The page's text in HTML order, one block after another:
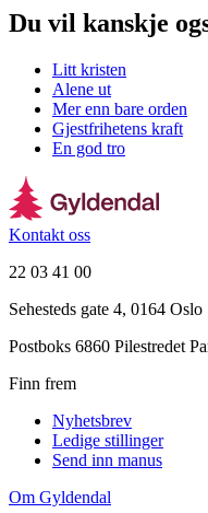
Du vil kanskje
Litt kristen
Alene ut
Mer enn bare orden
Gjestfrihetens kraft
En god tro
Kontakt oss
22 03 41 00
Sehesteds gate 4, 0164 Oslo
Postboks 6860 Pilestredet
Finn frem
Nyhetsbrev
Ledige stillinger
Send inn manus
Om Gyldendal